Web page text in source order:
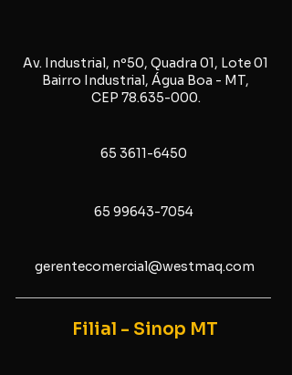
Av. Industrial, nº50, Quadra 01, Lote 01
Bairro Industrial, Água Boa - MT,
CEP 78.635-000.
65 3611-6450
65 99643-7054
gerentecomercial@westmaq.com
Filial - Sinop MT